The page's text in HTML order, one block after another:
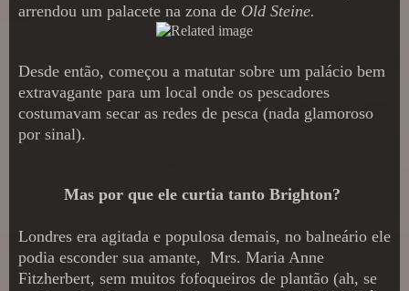
arrendou um palacete na zona de Old Steine.
Desde então, começou a matutar sobre um palácio bem
extravagante para um local onde os pescadores
costumavam secar as redes de pesca (nada glamoroso
por sinal).
Mas por que ele curtia tanto Brighton?
Londres era agitada e populosa demais, no balneário ele
podia esconder sua amante, Mrs. Maria Anne
Fitzherbert, sem muitos fofoqueiros de plantão (ah, se